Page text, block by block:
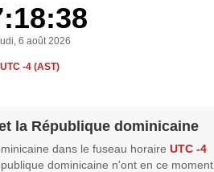
6 août 2026
UTC -4 (AST)
la République dominicaine
dans le fuseau horaire UTC -4
dominicaine n'ont en ce moment